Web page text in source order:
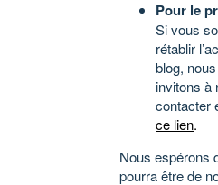
Pour le
Si vous
rétablir
blog,
invitons à
contacter
ce lien.
Nous espérons
pourra être de